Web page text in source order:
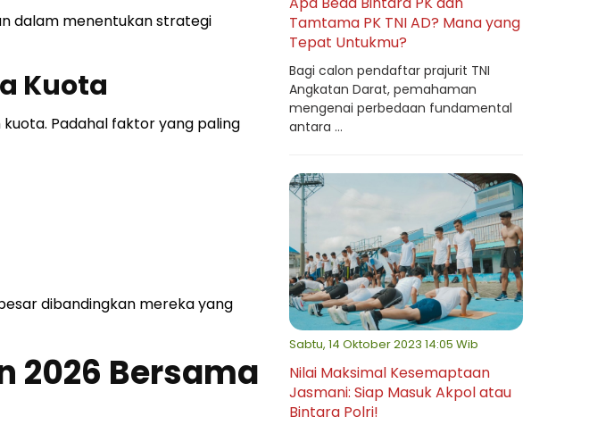
dalam menentukan strategi
Kuota
Padahal faktor yang paling
dibandingkan mereka yang
2026 Bersama
Tamtama PK TNI AD? Mana yang
Tepat Untukmu?
Bagi calon pendaftar prajurit TNI
Angkatan Darat, pemahaman
mengenai perbedaan fundamental
antara ...
Sabtu, 14 Oktober 2023 14:05 Wib
Nilai Maksimal Kesemaptaan
Jasmani: Siap Masuk Akpol atau
Bintara Polri!